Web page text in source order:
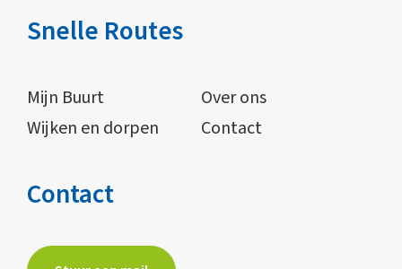
Snelle Routes
Mijn Buurt
Over ons
Wijken en dorpen
Contact
Contact